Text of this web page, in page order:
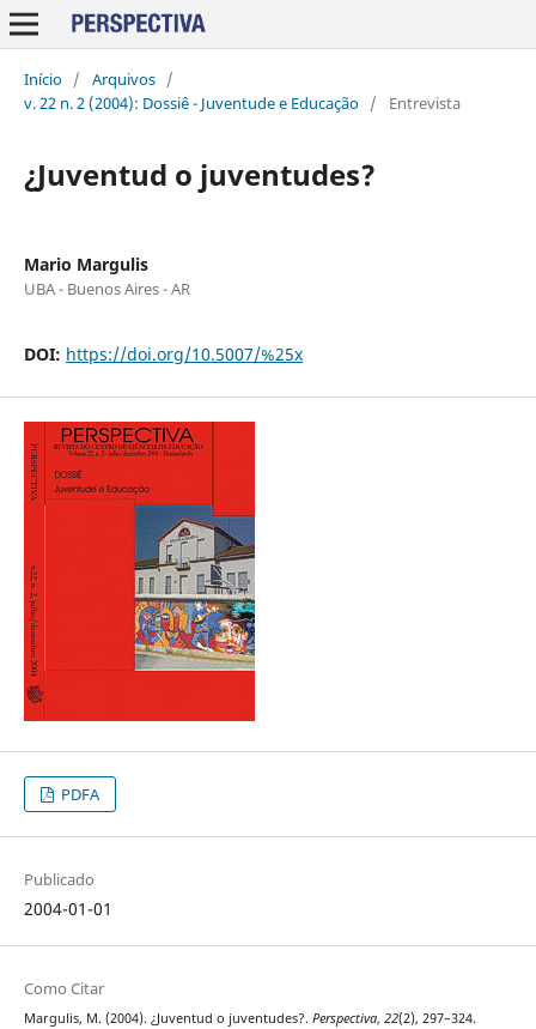
Início / Arquivos /
v. 22 n. 2 (2004): Dossiê - Juventude e Educação / Entrevista
¿Juventud o juventudes?
Mario Margulis
UBA - Buenos Aires - AR
DOI: https://doi.org/10.5007/%25x
PDFA
Publicado
2004-01-01
Como Citar
Margulis, M. (2004). ¿Juventud o juventudes?. Perspectiva, 22(2), 297–324.